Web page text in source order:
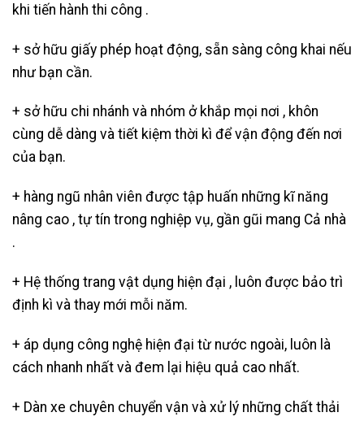
khi tiến hành thi công .
+ sở hữu giấy phép hoạt động, sẵn sàng công khai nếu
như bạn cần.
+ sở hữu chi nhánh và nhóm ở khắp mọi nơi , khôn
cùng dễ dàng và tiết kiệm thời kì để vận động đến nơi
của bạn.
+ hàng ngũ nhân viên được tập huấn những kĩ năng
nâng cao , tự tín trong nghiệp vụ, gần gũi mang Cả nhà
.
+ Hệ thống trang vật dụng hiện đại , luôn được bảo trì
định kì và thay mới mỗi năm.
+ áp dụng công nghệ hiện đại từ nước ngoài, luôn là
cách nhanh nhất và đem lại hiệu quả cao nhất.
+ Dàn xe chuyên chuyển vận và xử lý những chất thải